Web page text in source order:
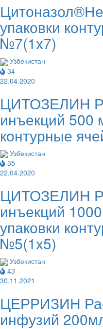
упаковки
№7(1x7)
Узбекистан
34
22.04.2020
ЦИТОЗЕЛИН
инъекций 500
контурные
Узбекистан
35
22.04.2020
ЦИТОЗЕЛИН
инъекций
упаковки
№5(1x5)
Узбекистан
43
30.11.2021
ЦЕРРИЗИН
инфузий